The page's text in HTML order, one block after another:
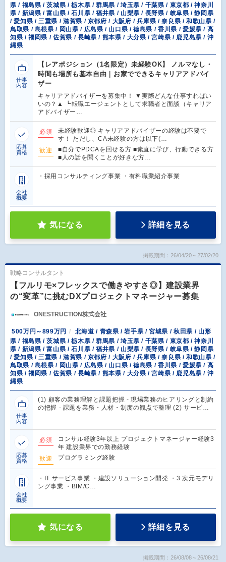
県 / 福島県 / 茨城県 / 栃木県 / 群馬県 / 埼玉県 / 千葉県 / 東京都 / 神奈川
県 / 新潟県 / 富山県 / 石川県 / 福井県 / 山梨県 / 長野県 / 岐阜県 / 静岡県
/ 愛知県 / 三重県 / 滋賀県 / 京都府 / 大阪府 / 兵庫県 / 奈良県 / 和歌山県 /
鳥取県 / 島根県 / 岡山県 / 広島県 / 山口県 / 徳島県 / 香川県 / 愛媛県 / 高
知県 / 福岡県 / 佐賀県 / 長崎県 / 熊本県 / 大分県 / 宮崎県 / 鹿児島県 / 沖
縄県
仕事
内容
【レアポジション（1名限定）未経験OK】 ノルマなし・
時間も場所も基本自由｜お家でできるキャリアアドバイ
ザー
キャリアアドバイザーを募集中！ ▼実際どんな仕事すればい
いの？▲ ┗転職エージェントとして求職者と面談（キャリア
アドバイザー…
応募
資格
必須
未経験歓迎◎ キャリアアドバイザーの経験は不要で
す！ ただし、CA未経験の方は以下(…
歓迎
■自分でPDCAを回せる方 ■素直に学び、行動できる方
■人の話を聞くことが好きな方…
会社
概要
・採用コンサルティング事業 ・有料職業紹介事業
気になる 詳細を見る
掲載期間：26/04/20～27/02/20
戦略コンサルタント
【フルリモ×フレックスで働きやすさ◎】建設業界
の“変革”に挑むDXプロジェクトマネージャー募集
ONESTRUCTION株式会社
500万円～899万円
北海道 / 青森県 / 岩手県 / 宮城県 / 秋田県 / 山形
県 / 福島県 / 茨城県 / 栃木県 / 群馬県 / 埼玉県 / 千葉県 / 東京都 / 神奈川
県 / 新潟県 / 富山県 / 石川県 / 福井県 / 山梨県 / 長野県 / 岐阜県 / 静岡県
/ 愛知県 / 三重県 / 滋賀県 / 京都府 / 大阪府 / 兵庫県 / 奈良県 / 和歌山県 /
鳥取県 / 島根県 / 岡山県 / 広島県 / 山口県 / 徳島県 / 香川県 / 愛媛県 / 高
知県 / 福岡県 / 佐賀県 / 長崎県 / 熊本県 / 大分県 / 宮崎県 / 鹿児島県 / 沖
縄県
仕事
内容
(1) 顧客の業務理解と課題把握 - 現場業務のヒアリングと制約
の把握 - 課題を業務・人材・制度の観点で整理 (2) サービ…
応募
資格
必須
コンサル経験3年以上 プロジェクトマネージャー経験3
年 建設業界での勤務経験
歓迎
プログラミング経験
会社
概要
・IT サービス事業 ・建設ソリューション開発 ・3 次元モデリ
ング事業 ・BIM/C…
気になる 詳細を見る
掲載期間：26/08/08～26/08/21